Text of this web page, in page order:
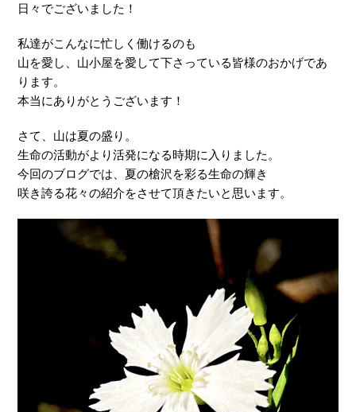
日々でございました！
私達がこんなに忙しく働けるのも
山を愛し、山小屋を愛して下さっている皆様のおかげであ
ります。
本当にありがとうございます！
さて、山は夏の盛り。
生命の活動がより活発になる時期に入りました。
今回のブログでは、夏の槍沢を彩る生命の輝き
咲き誇る花々の紹介をさせて頂きたいと思います。